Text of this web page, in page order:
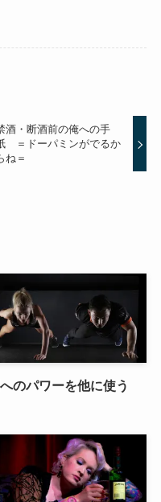
酒・断酒前の俺への手
＝ドーパミンがでるか
ね＝
のパワーを他に使う